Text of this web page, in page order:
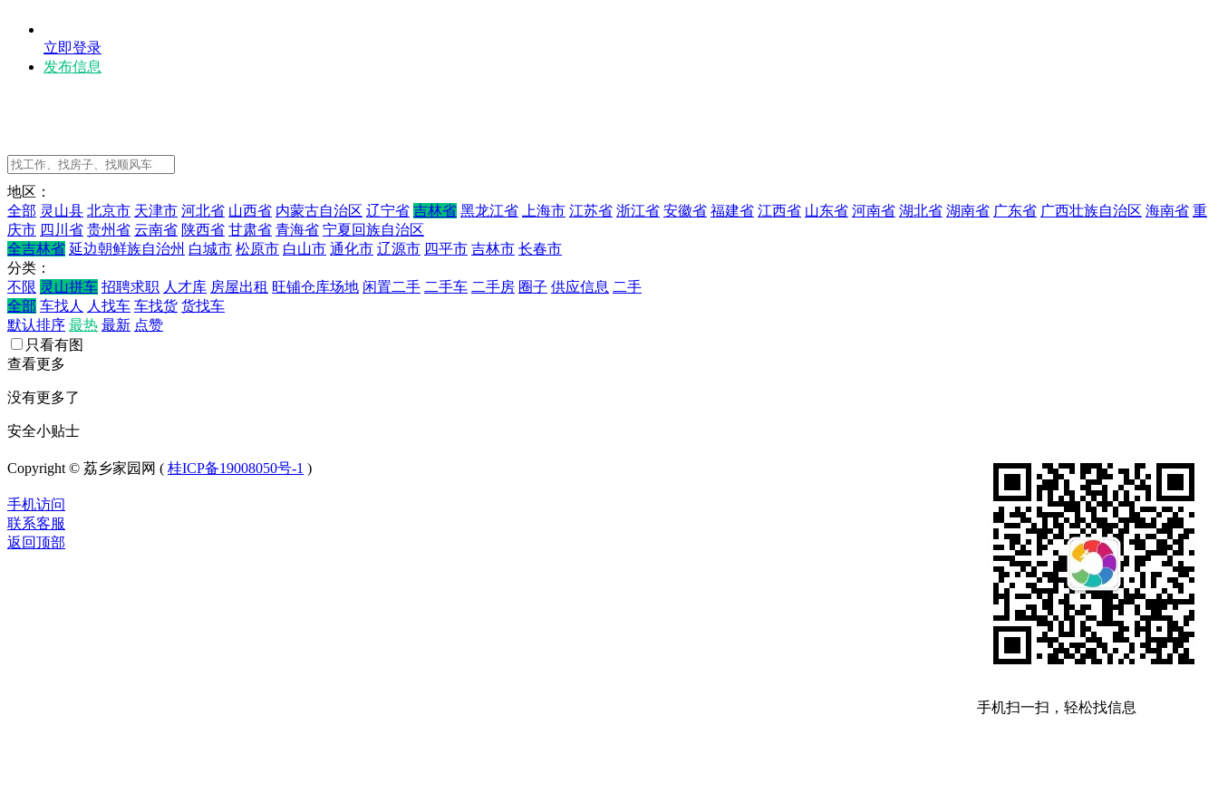
立即登录
发布信息
地区：
全部 灵山县 北京市 天津市 河北省 山西省 内蒙古自治区 辽宁省 吉林省 黑龙江省 上海市 江苏省 浙江省 安徽省 福建省 江西省 山东省 河南省 湖北省 湖南省 广东省 广西壮族自治区 海南省 重
庆市 四川省 贵州省 云南省 陕西省 甘肃省 青海省 宁夏回族自治区
全吉林省 延边朝鲜族自治州 白城市 松原市 白山市 通化市 辽源市 四平市 吉林市 长春市
分类：
不限 灵山拼车 招聘求职 人才库 房屋出租 旺铺仓库场地 闲置二手 二手车 二手房 圈子 供应信息 二手
全部 车找人 人找车 车找货 货找车
默认排序 最热 最新 点赞
只看有图
查看更多
没有更多了
安全小贴士
手机扫一扫，轻松找信息
Copyright © 荔乡家园网 ( 桂ICP备19008050号-1 )
手机访问
联系客服
返回顶部